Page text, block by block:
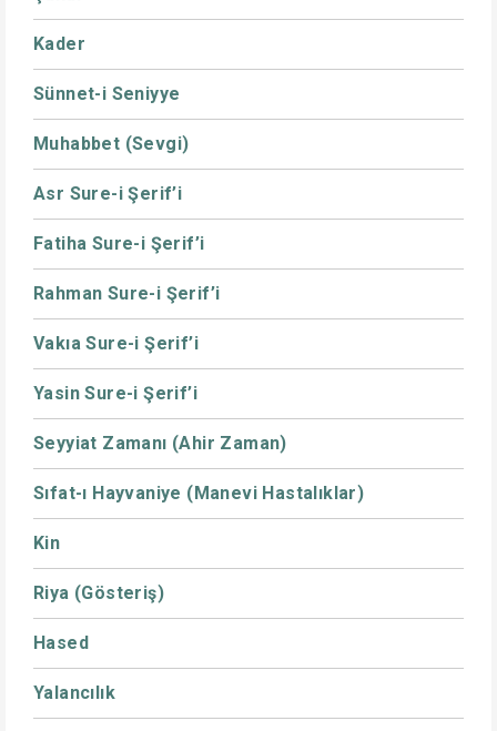
Kader
Sünnet-i Seniyye
Muhabbet (Sevgi)
Asr Sure-i Şerif’i
Fatiha Sure-i Şerif’i
Rahman Sure-i Şerif’i
Vakıa Sure-i Şerif’i
Yasin Sure-i Şerif’i
Seyyiat Zamanı (Ahir Zaman)
Sıfat-ı Hayvaniye (Manevi Hastalıklar)
Kin
Riya (Gösteriş)
Hased
Yalancılık